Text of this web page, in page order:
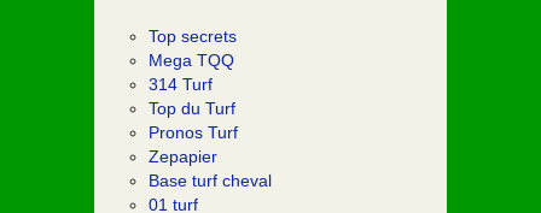
Top secrets
Mega TQQ
314 Turf
Top du Turf
Pronos Turf
Zepapier
Base turf cheval
01 turf